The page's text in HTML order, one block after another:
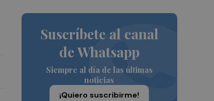
Suscríbete al canal
de Whatsapp
Siempre al día de las últimas
noticias
¡Quiero suscribirme!